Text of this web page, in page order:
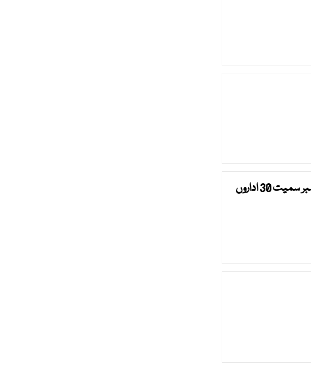
ٹریڈ آرگنائزیشن ایک کی خلاف ورزی پاک ایران جوائنٹ چیمبر سمیت 30 اداروں